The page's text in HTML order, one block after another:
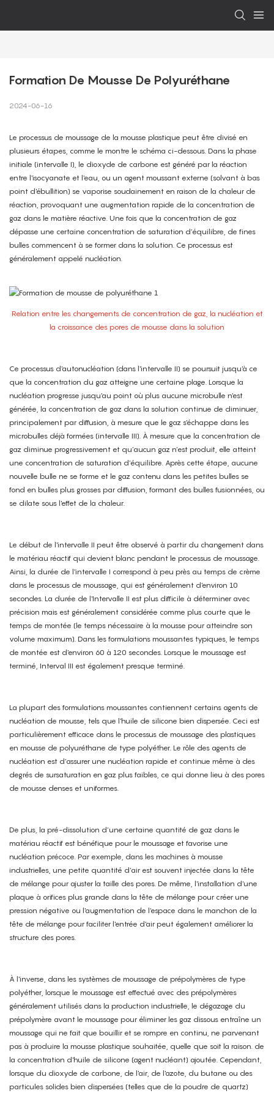
Formation De Mousse De Polyuréthane
2024-06-16
Le processus de moussage de la mousse plastique peut être divisé en
plusieurs étapes, comme le montre le schéma ci-dessous. Dans la phase
initiale (intervalle I), le dioxyde de carbone est généré par la réaction
entre l'isocyanate et l'eau, ou un agent moussant externe (solvant à bas
point d'ébullition) se vaporise soudainement en raison de la chaleur de
réaction, provoquant une augmentation rapide de la concentration de
gaz dans le matière réactive. Une fois que la concentration de gaz
dépasse une certaine concentration de saturation d’équilibre, de fines
bulles commencent à se former dans la solution. Ce processus est
généralement appelé nucléation.
Relation entre les changements de concentration de gaz, la nucléation et
la croissance des pores de mousse dans la solution
Ce processus d'autonucléation (dans l'intervalle II) se poursuit jusqu'à ce
que la concentration du gaz atteigne une certaine plage. Lorsque la
nucléation progresse jusqu'au point où plus aucune microbulle n'est
générée, la concentration de gaz dans la solution continue de diminuer,
principalement par diffusion, à mesure que le gaz s'échappe dans les
microbulles déjà formées (intervalle III). À mesure que la concentration de
gaz diminue progressivement et qu’aucun gaz n’est produit, elle atteint
une concentration de saturation d’équilibre. Après cette étape, aucune
nouvelle bulle ne se forme et le gaz contenu dans les petites bulles se
fond en bulles plus grosses par diffusion, formant des bulles fusionnées, ou
se dilate sous l'effet de la chaleur.
Le début de l'intervalle II peut être observé à partir du changement dans
le matériau réactif qui devient blanc pendant le processus de moussage.
Ainsi, la durée de l'intervalle I correspond à peu près au temps de crème
dans le processus de moussage, qui est généralement d'environ 10
secondes. La durée de l'Intervalle II est plus difficile à déterminer avec
précision mais est généralement considérée comme plus courte que le
temps de montée (le temps nécessaire à la mousse pour atteindre son
volume maximum). Dans les formulations moussantes typiques, le temps
de montée est d'environ 60 à 120 secondes. Lorsque le moussage est
terminé, Interval III est également presque terminé.
La plupart des formulations moussantes contiennent certains agents de
nucléation de mousse, tels que l'huile de silicone bien dispersée. Ceci est
particulièrement efficace dans le processus de moussage des plastiques
en mousse de polyuréthane de type polyéther. Le rôle des agents de
nucléation est d’assurer une nucléation rapide et continue même à des
degrés de sursaturation en gaz plus faibles, ce qui donne lieu à des pores
de mousse denses et uniformes.
De plus, la pré-dissolution d’une certaine quantité de gaz dans le
matériau réactif est bénéfique pour le moussage et favorise une
nucléation précoce. Par exemple, dans les machines à mousse
industrielles, une petite quantité d’air est souvent injectée dans la tête
de mélange pour ajuster la taille des pores. De même, l'installation d'une
plaque à orifices plus grande dans la tête de mélange pour créer une
pression négative ou l'augmentation de l'espace dans le manchon de la
tête de mélange pour faciliter l'entrée d'air peut également améliorer la
structure des pores.
À l'inverse, dans les systèmes de moussage de prépolymères de type
polyéther, lorsque le moussage est effectué avec des prépolymères
généralement utilisés dans la production industrielle, le dégazage du
prépolymère avant le moussage pour éliminer les gaz dissous entraîne un
moussage qui ne fait que bouillir et se rompre en continu, ne parvenant
pas à produire la mousse plastique souhaitée, quelle que soit la raison. de
la concentration d'huile de silicone (agent nucléant) ajoutée. Cependant,
lorsque du dioxyde de carbone, de l'air, de l'azote, du butane ou des
particules solides bien dispersées (telles que de la poudre de quartz)